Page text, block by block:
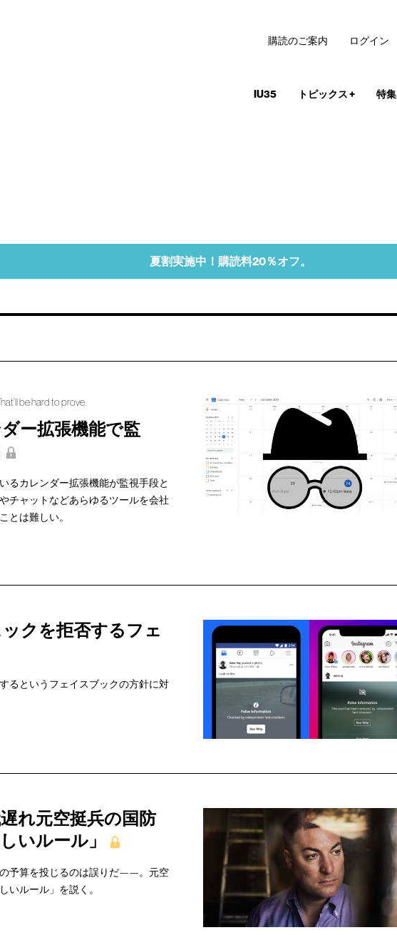
IU35 トピックス+ 特集
購読のご案内 ログイン
夏割実施中！購読料20％オフ。
be hard to prove.
ー拡張機能で監
るカレンダー拡張機能が監視手段と
チャットなどあらゆるツールを会社
とは難しい。
クを拒否するフェ
るというフェイスブックの方針に対
れ元空挺兵の国防
いルール」
予算を投じるのは誤りだ——。元空
いルール」を説く。